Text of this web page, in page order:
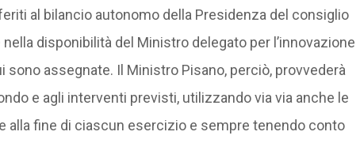
al bilancio autonomo della Presidenza del consiglio
disponibilità del Ministro delegato per l’innovazione
assegnate. Il Ministro Pisano, perciò, provvederà
e agli interventi previsti, utilizzando via via anche le
alla fine di ciascun esercizio e sempre tenendo conto